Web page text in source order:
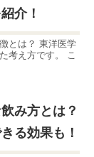
介！
とは？ 東洋医学
考え方です。 こ
み方とは？
る効果も！